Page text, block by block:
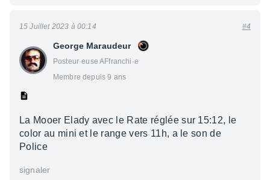
George Maraudeur
Posteur·euse AFfranchi·e
Membre depuis 9 ans
15 Juillet 2023 à 00:14 #4
La Mooer Elady avec le Rate réglée sur 15:12, le
color au mini et le range vers 11h, a le son de
Police
signaler